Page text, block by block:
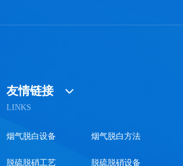
友情链接
LINKS
烟气脱白设备 烟气脱白方法
脱硫脱硝工艺 脱硫脱硝设备